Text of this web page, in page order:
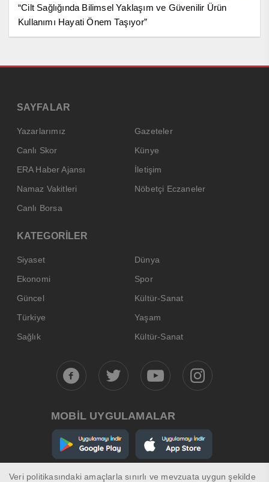
“Cilt Sağlığında Bilimsel Yaklaşım ve Güvenilir Ürün
Kullanımı Hayati Önem Taşıyor”
SAYFALAR
Yazarlarımız
Gazeteler
Canlı Skor
Künye
ERA Haber Ajansı
İletişim
Namaz Vakitleri
Nöbetçi Eczaneler
Canlı Borsa
KATEGORİLER
Siyaset
Dünya
Ekonomi
Spor
Güncel
Kültür-Sanat
Türkiye
Yaşam
Sağlık
Kültür-Sanat
MOBİL UYGULAMALAR
Veri politikasındaki amaçlarla sınırlı ve mevzuata uygun şekilde